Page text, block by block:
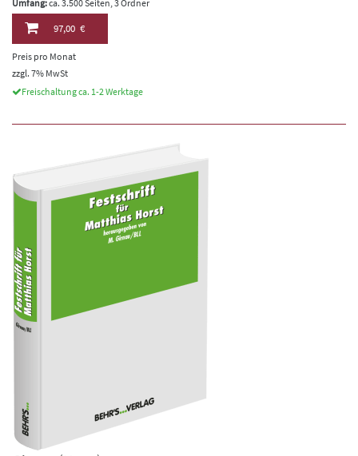
Umfang:ca. 3.500 Seiten, 3 Ordner
97,00 €
Preis pro Monat
zzgl. 7% MwSt
Freischaltung ca. 1-2 Werktage